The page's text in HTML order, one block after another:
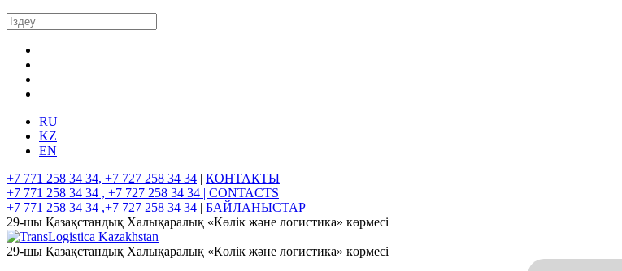
RU
KZ
EN
+7 771 258 34 34, +7 727 258 34 34 | КОНТАКТЫ
+7 771 258 34 34 , +7 727 258 34 34 | CONTACTS
+7 771 258 34 34 ,+7 727 258 34 34 | БАЙЛАНЫСТАР
29-шы Қазақстандық Халықаралық «Көлік және логистика» көрмесі
29-шы Қазақстандық Халықаралық «Көлік және логистика» көрмесі